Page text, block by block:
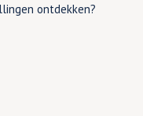
ontdekken?